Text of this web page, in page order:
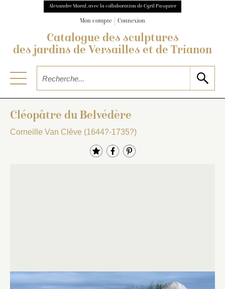
Alexandre Maral, avec la collaboration de Cyril Pasquier
Mon compte Connexion
Catalogue des sculptures
des jardins de Versailles et de Trianon
Cléopâtre du Belvédère
Corneille Van Clève (1644?-1735?)